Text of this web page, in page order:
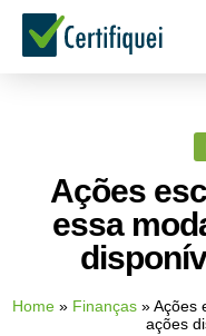
Ações
essa
Home» Finanças»Ações
ações